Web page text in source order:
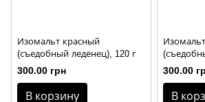
Изомальт красный
(съедобный леденец), 120 г
300.00 грн
В корзину
300.00
В